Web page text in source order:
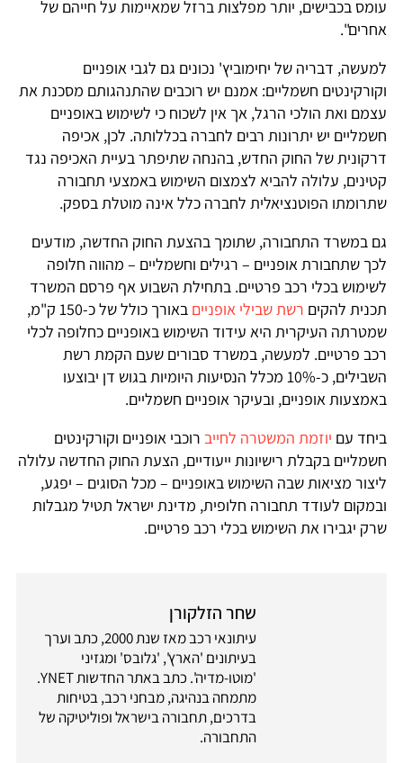
עומס בכבישים, יותר מפלצות ברזל שמאיימות על חייהם של
אחרים".
למעשה, דבריה של יחימוביץ' נכונים גם לגבי אופניים
וקורקינטים חשמליים: אמנם יש רוכבים שהתנהגותם מסכנת את
עצמם ואת הולכי הרגל, אך אין לשכוח כי לשימוש באופניים
חשמליים יש יתרונות רבים לחברה בכללותה. לכן, אכיפה
דרקונית של החוק החדש, בהנחה שתיפתר בעיית האכיפה נגד
קטינים, עלולה להביא לצמצום השימוש באמצעי תחבורה
שתרומתו הפוטנציאלית לחברה כלל אינה מוטלת בספק.
גם במשרד התחבורה, שתומך בהצעת החוק החדשה, מודעים
לכך שתחבורת אופניים – רגילים וחשמליים – מהווה חלופה
לשימוש בכלי רכב פרטיים. בתחילת השבוע אף פרסם המשרד
תכנית להקים רשת שבילי אופניים
באורך כולל של כ-150 ק"מ,
שמטרתה העיקרית היא עידוד השימוש באופניים כחלופה לכלי
רכב פרטיים. למעשה, במשרד סבורים שעם הקמת רשת
השבילים, כ-10% מכלל הנסיעות היומיות בגוש דן יבוצעו
באמצעות אופניים, ובעיקר אופניים חשמליים.
ביחד עם יוזמת המשטרה לחייב רוכבי אופניים וקורקינטים
חשמליים בקבלת רישיונות ייעודיים, הצעת החוק החדשה עלולה
ליצור מציאות שבה השימוש באופניים – מכל הסוגים – יפגע,
ובמקום לעודד תחבורה חלופית, מדינת ישראל תטיל מגבלות
שרק יגבירו את השימוש בכלי רכב פרטיים.
שחר הזלקורן
עיתונאי רכב מאז שנת 2000, כתב וערך
בעיתונים 'הארץ', 'גלובס' ומגזיני
'מוטו-מדיה'. כתב באתר החדשות YNET.
מתמחה בנהיגה, מבחני רכב, בטיחות
בדרכים, תחבורה בישראל ופוליטיקה של
התחבורה.